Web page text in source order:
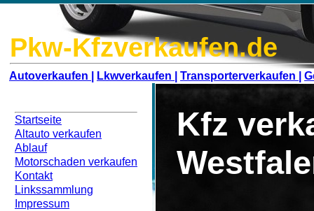
Pkw-Kfzverkaufen.de
Autoverkaufen | Lkwverkaufen | Transporterverkaufen |
Startseite
Altauto verkaufen
Ablauf
Motorschaden verkaufen
Kontakt
Linkssammlung
Impressum
Kfz